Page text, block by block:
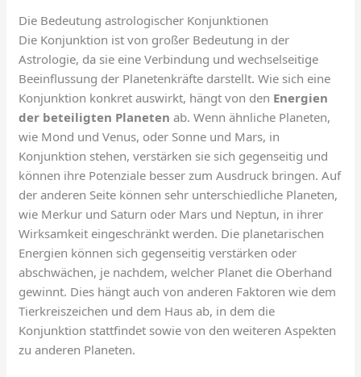
Die Bedeutung astrologischer Konjunktionen
Die Konjunktion ist von großer Bedeutung in der
Astrologie, da sie eine Verbindung und wechselseitige
Beeinflussung der Planetenkräfte darstellt. Wie sich eine
Konjunktion konkret auswirkt, hängt von den Energien
der beteiligten Planeten ab. Wenn ähnliche Planeten,
wie Mond und Venus, oder Sonne und Mars, in
Konjunktion stehen, verstärken sie sich gegenseitig und
können ihre Potenziale besser zum Ausdruck bringen. Auf
der anderen Seite können sehr unterschiedliche Planeten,
wie Merkur und Saturn oder Mars und Neptun, in ihrer
Wirksamkeit eingeschränkt werden. Die planetarischen
Energien können sich gegenseitig verstärken oder
abschwächen, je nachdem, welcher Planet die Oberhand
gewinnt. Dies hängt auch von anderen Faktoren wie dem
Tierkreiszeichen und dem Haus ab, in dem die
Konjunktion stattfindet sowie von den weiteren Aspekten
zu anderen Planeten.